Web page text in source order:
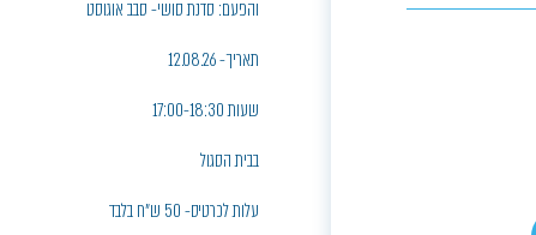
והפעם: סדנת סושי- סבב אוגוסט
תאריך- 12.08.26
שעות 17:00-18:30
בבית הסגול
עלות לכרטיס- 50 ש"ח בלבד